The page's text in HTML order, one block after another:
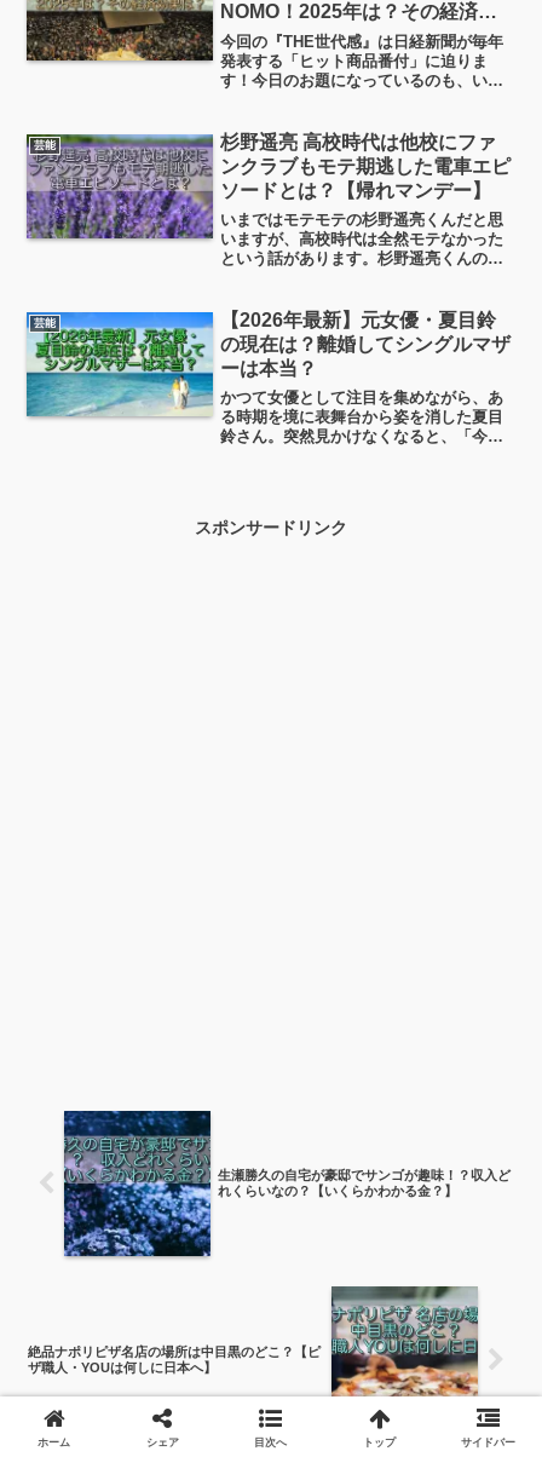
NOMO！2025年は？その経済効
果は？【THE世代感】
今回の『THE世代感』は日経新聞が毎年
発表する「ヒット商品番付」に迫りま
す！今日のお題になっているのも、いわ
いうことですが、ちょっと見ていきたい
と思います。
芸能
杉野遥亮 高校時代は他校にファ
ンクラブもモテ期逃した電車エピ
ソードとは？【帰れマンデー】
いまではモテモテの杉野遥亮くんだと思
いますが、高校時代は全然モテなかった
という話があります。杉野遥亮くんの出
るエピソードなど、ちょっと見ていきた
いと思います。
芸能
【2026年最新】元女優・夏目鈴
の現在は？離婚してシングルマザ
ーは本当？
かつて女優として注目を集めながら、あ
る時期を境に表舞台から姿を消した夏目
鈴さん。突然見かけなくなると、「今ど
さんとの出来事についても整理していき
スポンサードリンク
生瀬勝久の自宅が豪邸でサンゴが趣味！？収入ど
れくらいなの？【いくらかわかる金？】
絶品ナポリピザ名店の場所は中目黒のどこ？【ピ
ザ職人・YOUは何しに日本へ】
ホーム シェア 目次へ トップ サイドバー